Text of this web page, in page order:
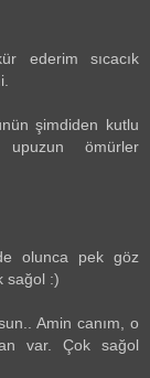
ederim sıcacık
şimdiden kutlu
ömürler
olunca pek göz
sağol :)
Amin canım, o
var. Çok sağol